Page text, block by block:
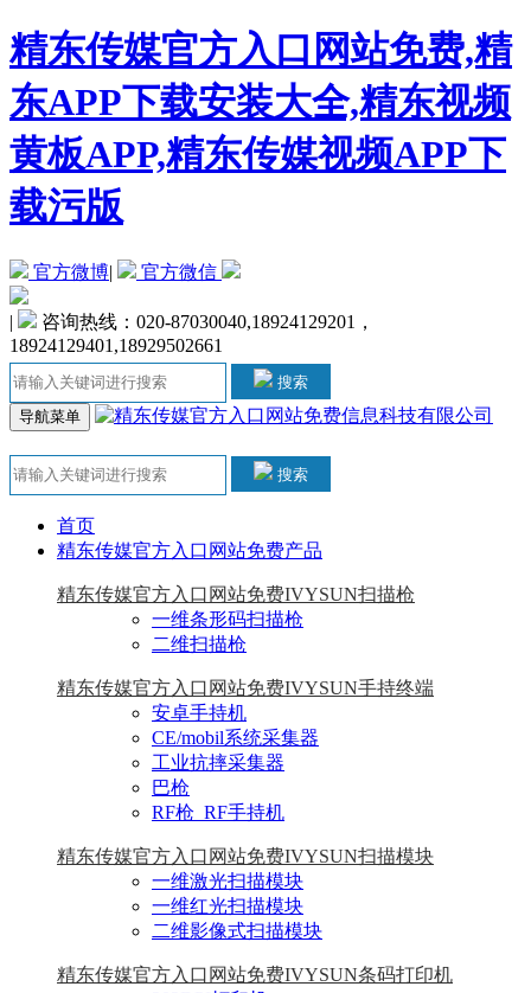
精东传媒官方入口网站免费,精
东APP下载安装大全,精东视频
黄板APP,精东传媒视频APP下
载污版
官方微博| 官方微信
|
咨询热线：020-87030040,18924129201，
18924129401,18929502661
搜索
导航菜单
搜索
首页
精东传媒官方入口网站免费产品
精东传媒官方入口网站免费IVYSUN扫描枪
一维条形码扫描枪
二维扫描枪
精东传媒官方入口网站免费IVYSUN手持终端
安卓手持机
CE/mobil系统采集器
工业抗摔采集器
巴枪
RF枪_RF手持机
精东传媒官方入口网站免费IVYSUN扫描模块
一维激光扫描模块
一维红光扫描模块
二维影像式扫描模块
精东传媒官方入口网站免费IVYSUN条码打印机